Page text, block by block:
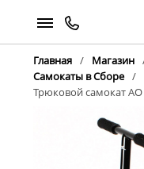
Главная Магазин
Самокаты в Сборе
Трюковой самокат